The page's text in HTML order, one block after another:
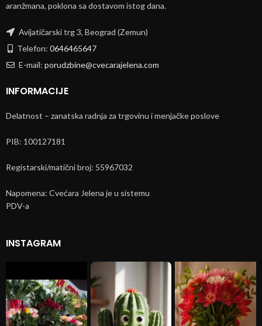
aranžmana, poklona sa dostavom istog dana.
Avijatičarski trg 3, Beograd (Zemun)
Telefon: 0646465647
E-mail: porudzbine@cvecarajelena.com
INFORMACIJE
Delatnost – zanatska radnja za trgovinu i menjačke poslove
PIB: 100127181
Registarski/matični broj: 55967032
Napomena: Cvećara Jelena je u sistemu
PDV-a
INSTAGRAM